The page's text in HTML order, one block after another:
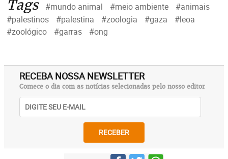
Tags #mundo animal #meio ambiente
#animais
#palestinos
#palestina #zoologia #gaza
#leoa
#zoológico
#garras #ong
RECEBA NOSSA NEWSLETTER
Comece o dia com as notícias selecionadas pelo nosso editor
RECEBER